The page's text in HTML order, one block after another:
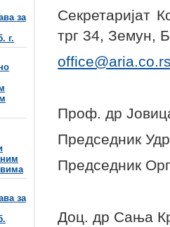
за
г.
за
Секретаријат
трг 34, Земун,
Проф. др
Председник
Председник
Доц. др Сања